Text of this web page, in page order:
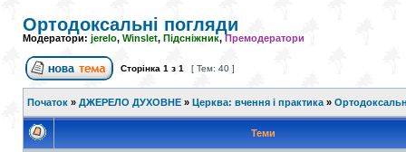
Ортодоксальні погляди
Модератори: jerelo, Winslet, Підсніжник, Премодератори
Сторінка 1 з 1 [ Тем: 40 ]
Початок » ДЖЕРЕЛО ДУХОВНЕ » Церква: вчення і практика »
Теми